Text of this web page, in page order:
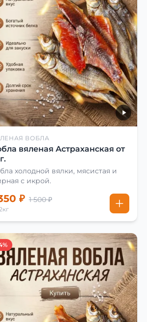
ВОБЛА
вяленая Астраханская от
холодной вялки, мясистая и
с икрой.
₽ 1 500 ₽